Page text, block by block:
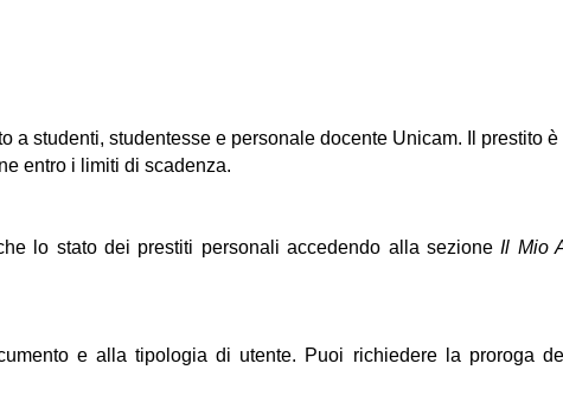
a studenti, studentesse e personale docente Unicam. Il prestito
entro i limiti di scadenza.
lo stato dei prestiti personali accedendo alla sezione Il Mio
e alla tipologia di utente. Puoi richiedere la proroga